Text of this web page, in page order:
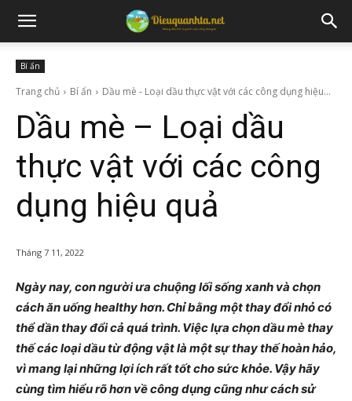
Bí ẩn
Trang chủ Bí ẩn Dầu mè - Loại dầu thực vật với các công dụng hiệu...
Dầu mè – Loại dầu
thực vật với các công
dụng hiệu quả
Tháng 7 11, 2022
Ngày nay, con người ưa chuộng lối sống xanh và chọn
cách ăn uống healthy hơn. Chỉ bằng một thay đổi nhỏ có
thể dần thay đổi cả quá trình. Việc lựa chọn dầu mè thay
thế các loại dầu từ động vật là một sự thay thế hoàn hảo,
vì mang lại những lợi ích rất tốt cho sức khỏe. Vậy hãy
cùng tìm hiểu rõ hơn về công dụng cũng như cách sử